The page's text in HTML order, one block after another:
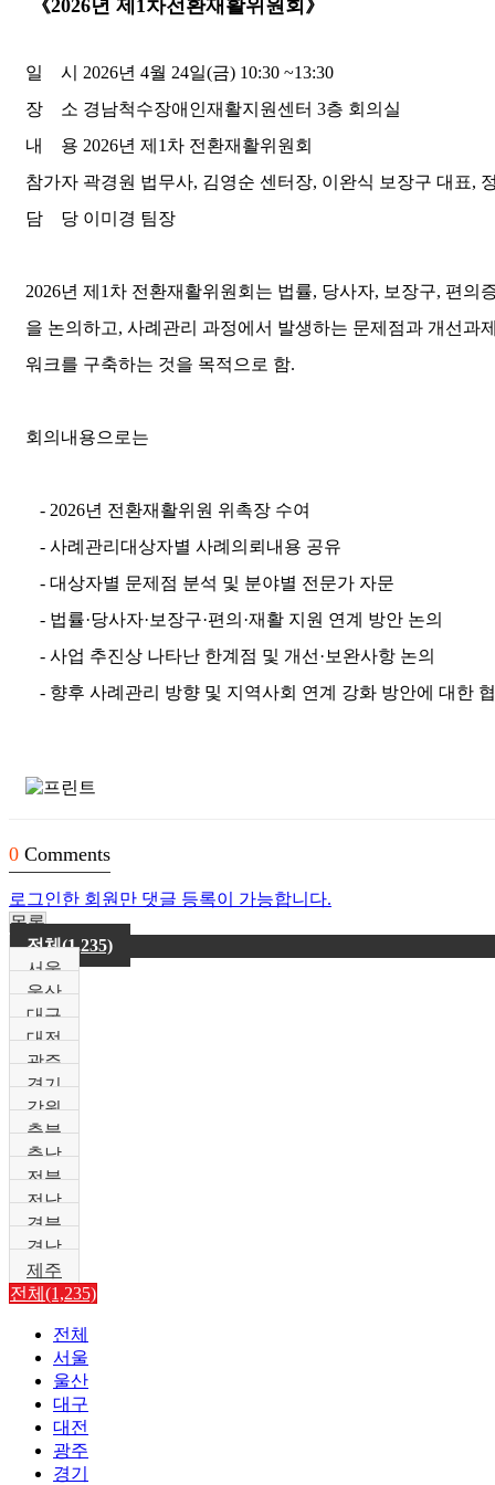
《2026년 제 1차전환재활위원회 》
일 시 2026년 4월 24일(금) 10:30 ~13:30
장 소 경남척수장애인재활지원센터 3층 회의실
내 용 2026년 제 1 차 전환재활위원회
참가자 곽경원 법무사, 김영순 센터장, 이완식 보장구 대표,
담 당 이미경 팀장
2026년 제 1 차 전환재활위원회는 법률, 당사자, 보장구, 편의
을 논의하고, 사례관리 과정에서 발생하는 문제점과 개선과
워크를 구축하는 것을 목적으로 함.
회의내용으로는
- 2026년 전환재활위원 위촉장 수여
-사례관리대상자별 사례의뢰내용 공유
-대상자별 문제점 분석 및 분야별 전문가 자문
- 법률·당사자· 보장구·편의 ·재활 지원 연계 방안 논의
-사업 추진상 나타난 한계점 및 개선 · 보완사항 논의
- 향후 사례관리 방향 및 지역사회 연계 강화 방안에 대한
0 Comments
로그인한 회원만 댓글 등록이 가능합니다.
목록
전체(1,235)
서울
울산
대구
대전
광주
경기
강원
충북
충남
전북
전남
경북
경남
제주
전체(1,235)
전체
서울
울산
대구
대전
광주
경기